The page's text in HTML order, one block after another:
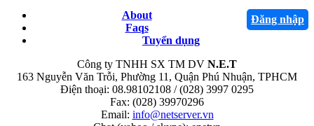
Đăng nhập
About
Faqs
Tuyển dụng
Công ty TNHH SX TM DV N.E.T
163 Nguyễn Văn Trỗi, Phường 11, Quận Phú Nhuận, TPHCM
Điện thoại: 08.98102108 / (028) 3997 0295
Fax: (028) 39970296
Email: info@netserver.vn